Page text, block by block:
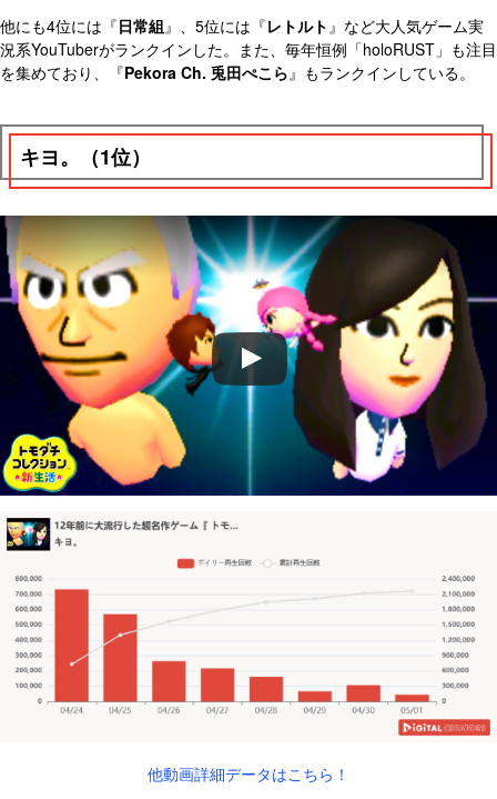
他にも4位には『日常組』、5位には『レトルト』など大人気ゲーム実
況系YouTuberがランクインした。また、毎年恒例「holoRUST」も注目
を集めており、『Pekora Ch. 兎田ぺこら』もランクインしている。
キヨ。（1位）
他動画詳細データはこちら！